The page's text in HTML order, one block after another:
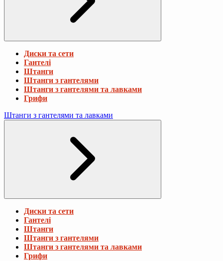
Диски та сети
Гантелі
Штанги
Штанги з гантелями
Штанги з гантелями та лавками
Грифи
Штанги з гантелями та лавками
Диски та сети
Гантелі
Штанги
Штанги з гантелями
Штанги з гантелями та лавками
Грифи